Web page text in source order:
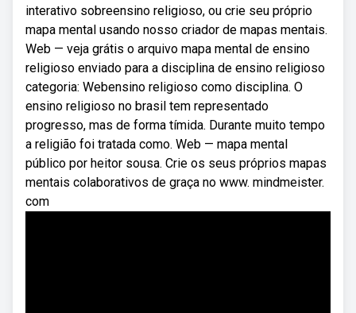
interativo sobreensino religioso, ou crie seu próprio
mapa mental usando nosso criador de mapas mentais.
Web — veja grátis o arquivo mapa mental de ensino
religioso enviado para a disciplina de ensino religioso
categoria: Webensino religioso como disciplina. O
ensino religioso no brasil tem representado
progresso, mas de forma tímida. Durante muito tempo
a religião foi tratada como. Web — mapa mental
público por heitor sousa. Crie os seus próprios mapas
mentais colaborativos de graça no www. mindmeister.
com